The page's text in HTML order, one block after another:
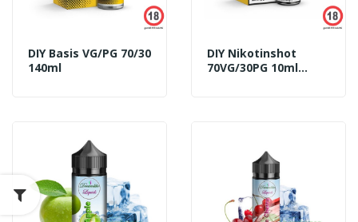
DIY Basis VG/PG 70/30
140ml
DIY Nikotinshot
70VG/30PG 10ml